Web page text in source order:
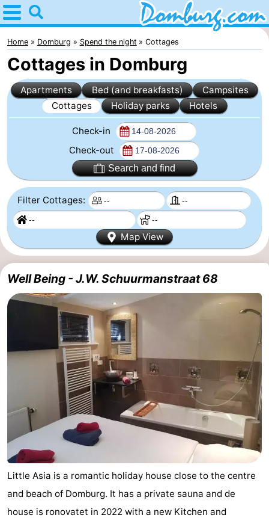
Home
Domburg
Tips
For
kids
Webcam
Webcam
Beach
Spend
the
night
Apartments
-
Park
Loverendale
-
breakfasts)
Buitenhof
Domburg
-
Hof
Domburg
-
Westhove
Hotels
Lastminutes
Home Domburg Spend the night Cottages
Cottages in Domburg
Apartments Bed (and breakfasts)
Campsites
Cottages
Holiday parks Hotels
Check-in
Check-out
Search and find
Filter Cottages:
Map View
Well Being - J.W. Schuurmanstraat 68
Little Asia is a romantic holiday house close to the centre
and beach of Domburg. It has a private sauna and de
house is ronovatet in 2022 with a new Kitchen and